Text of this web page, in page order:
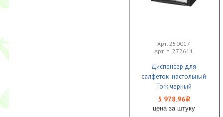
Арт. 250017
Арт. п. 272611
Диспенсер для
салфеток настольный
Tork черный
155х201х150 1/4
5 978.96i
цена за штуку